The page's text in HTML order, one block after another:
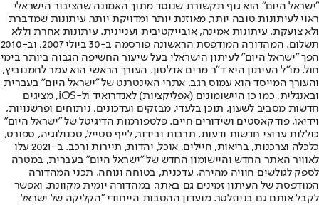
"ישראל היום" הוא גוף תקשורת שנוסד מתוך האמונה שהציבור הישראלי
ראוי לעיתונות טובה יותר, מאוזנת יותר ומדויקת יותר. עיתונות שמדברת
ולא צועקת. עיתונות אמינה, אובייקטיבית ועניינית. עיתונות אחרת וללא
תשלום. המהדורה המודפסת הראשונה פורסמה ב-30 ביולי 2007, וב-2010
הפך "ישראל היום" לעיתון הישראלי בעל שיעור החשיפה הגבוה ביותר בימי
חול. מו"ל העיתון היא ד"ר מרים אדלסון. העורך הראשי הוא עמר לחמנוביץ,
והעורך המייסד הוא עמוס רגב. אתרי האינטרנט של "ישראל היום" בעברית
ובאנגלית, כמו כן היישומונים (אפליקציות) לאנדרואיד ול-iOS, מציגים
חדשות מסביב לשעון, תוכן בלעדי, מבזקים ועדכונים, ניתוחים ופרשנויות,
וידיאו, פודקאסטים ושידורים חיים. פלטפורמות הדיגיטל של "ישראל היום"
כוללות ערוצי חדשות ודעות, תרבות ובידור, לייף סטייל, טכנולוגיה, ספורט,
כלכלה וצרכנות, בריאות, חיילים, אוכל, יהדות, תיירות ורכב. ב-2021 עלו
לאוויר האתר החדש והיישומון החדש של "ישראל היום" בעברית, במטרה
לספק לגולשים חוויה מהירה, עדכנית, בטוחה ונוחה. תכני המהדורה
המודפסת של העיתון זמינים גם באתר, במהדורה יומית מקוונת, ואפשר
לקבל אותם גם בניוזלטר. מועדון ההטבות הייחודי "הקליקה של ישראל